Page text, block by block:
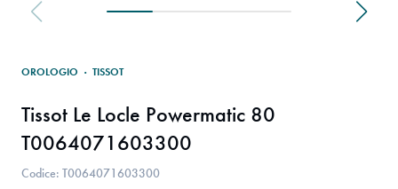
OROLOGIO · TISSOT
Tissot Le Locle Powermatic 80
T0064071603300
Codice: T0064071603300